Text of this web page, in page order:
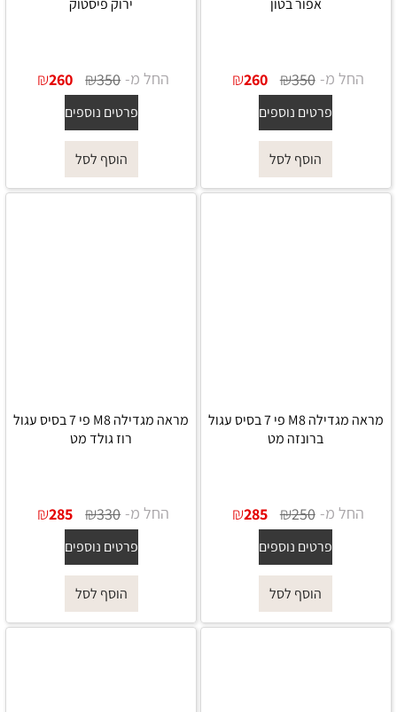
אפור בטון
החל מ- ₪350
₪260
פרטים נוספים
הוסף לסל
ירוק פיסטוק
החל מ- ₪350
₪260
פרטים נוספים
הוסף לסל
מראה מגדילה M8 פי 7 בסיס עגול
ברונזה מט
החל מ- ₪250
₪285
פרטים נוספים
הוסף לסל
מראה מגדילה M8 פי 7 בסיס עגול
רוז גולד מט
החל מ- ₪330
₪285
פרטים נוספים
הוסף לסל